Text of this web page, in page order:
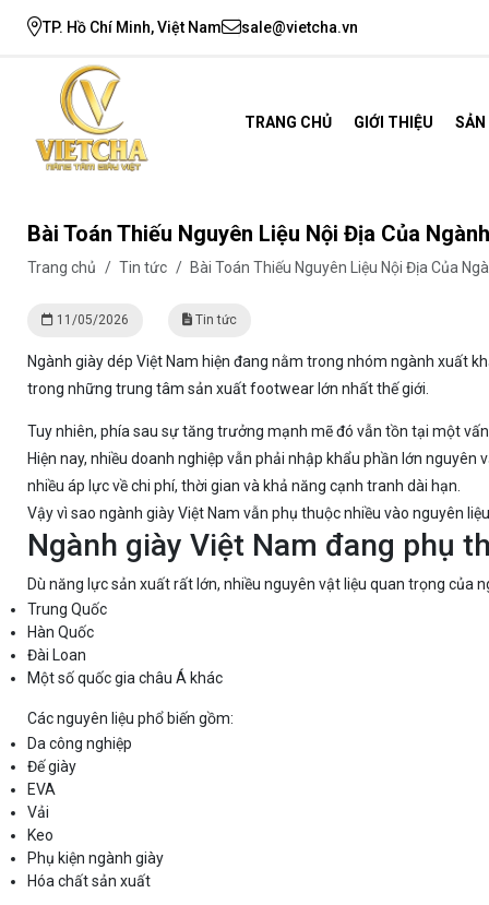
TP. Hồ Chí Minh, Việt Nam sale@vietcha.vn
TRANG CHỦ GIỚI THIỆU
Bài Toán Thiếu Nguyên Liệu Nội Địa Của
Trang chủ / Tin tức / Bài Toán Thiếu Nguyên Liệu Nội Địa Của
11/05/2026 Tin tức
Ngành giày dép Việt Nam hiện đang nằm trong nhóm ngành xuất
trong những trung tâm sản xuất footwear lớn nhất thế giới.
Tuy nhiên, phía sau sự tăng trưởng mạnh mẽ đó vẫn tồn tại một
Hiện nay, nhiều doanh nghiệp vẫn phải nhập khẩu phần lớn
nhiều áp lực về chi phí, thời gian và khả năng cạnh tranh dài hạn.
Vậy vì sao ngành giày Việt Nam vẫn phụ thuộc nhiều vào nguyên
Ngành giày Việt Nam đang phụ
Dù năng lực sản xuất rất lớn, nhiều nguyên vật liệu quan trọng của
Trung Quốc
Hàn Quốc
Đài Loan
Một số quốc gia châu Á khác
Các nguyên liệu phổ biến gồm:
Da công nghiệp
Đế giày
EVA
Vải
Keo
Phụ kiện ngành giày
Hóa chất sản xuất